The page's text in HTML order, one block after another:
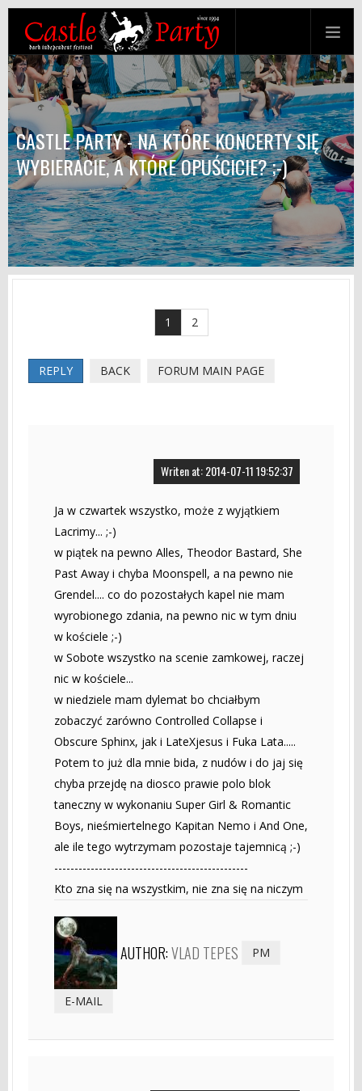
CASTLE PARTY - NA KTÓRE KONCERTY SIĘ
WYBIERACIE, A KTÓRE OPUŚCICIE? ;-)
1 2
REPLY BACK FORUM MAIN PAGE
Writen at: 2014-07-11 19:52:37
Ja w czwartek wszystko, może z wyjątkiem
Lacrimy... ;-)
w piątek na pewno Alles, Theodor Bastard, She
Past Away i chyba Moonspell, a na pewno nie
Grendel.... co do pozostałych kapel nie mam
wyrobionego zdania, na pewno nic w tym dniu
w kościele ;-)
w Sobote wszystko na scenie zamkowej, raczej
nic w kościele...
w niedziele mam dylemat bo chciałbym
zobaczyć zarówno Controlled Collapse i
Obscure Sphinx, jak i LateXjesus i Fuka Lata.....
Potem to już dla mnie bida, z nudów i do jaj się
chyba przejdę na diosco prawie polo blok
taneczny w wykonaniu Super Girl & Romantic
Boys, nieśmiertelnego Kapitan Nemo i And One,
ale ile tego wytrzymam pozostaje tajemnicą ;-)
------------------------------------------------
Kto zna się na wszystkim, nie zna się na niczym
AUTHOR:VLAD TEPES PM
E-MAIL